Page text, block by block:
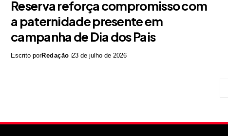
Reserva reforça compromisso com
a paternidade presente em
campanha de Dia dos Pais
Escrito porRedação 23 de julho de 2026